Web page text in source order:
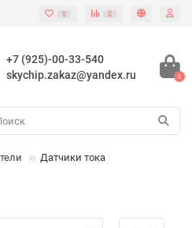
0 0
+7 (925)-00-33-540
skychip.zakaz@yandex.ru
0
Датчики тока